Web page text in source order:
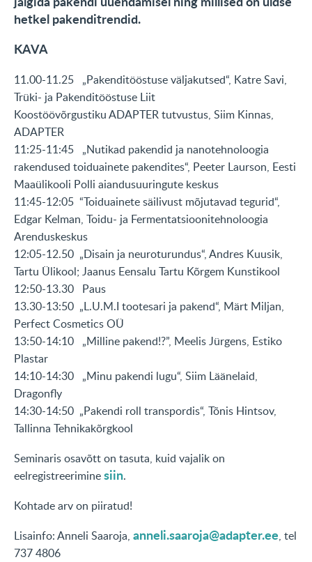
hetkel pakenditrendid.
KAVA
11.00-11.25 „Pakenditööstuse väljakutsed“, Katre Savi,
Trüki- ja Pakenditööstuse Liit
Koostöövõrgustiku ADAPTER tutvustus, Siim Kinnas,
ADAPTER
11:25-11:45 „Nutikad pakendid ja nanotehnoloogia
rakendused toiduainete pakendites“, Peeter Laurson, Eesti
Maaülikooli Polli aiandusuuringute keskus
11:45-12:05 “Toiduainete säilivust mõjutavad tegurid“,
Edgar Kelman, Toidu- ja Fermentatsioonitehnoloogia
Arenduskeskus
12:05-12.50 „Disain ja neuroturundus“, Andres Kuusik,
Tartu Ülikool; Jaanus Eensalu Tartu Kõrgem Kunstikool
12:50-13.30 Paus
13.30-13:50 „L.U.M.I tootesari ja pakend“, Märt Miljan,
Perfect Cosmetics OÜ
13:50-14:10 „Milline pakend!?”, Meelis Jürgens, Estiko
Plastar
14:10-14:30 „Minu pakendi lugu“, Siim Läänelaid,
Dragonfly
14:30-14:50 „Pakendi roll transpordis“, Tõnis Hintsov,
Tallinna Tehnikakõrgkool
Seminaris osavõtt on tasuta, kuid vajalik on
eelregistreeriminesiin.
Kohtade arv on piiratud!
Lisainfo: Anneli Saaroja, anneli.saaroja@adapter.ee, tel
737 4806